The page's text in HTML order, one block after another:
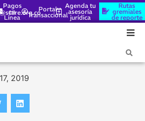
Pagos
en
Línea
Portal
Transaccional
Agenda tu
asesoría
jurídica
Rutas
gremiales
de reporte
2019